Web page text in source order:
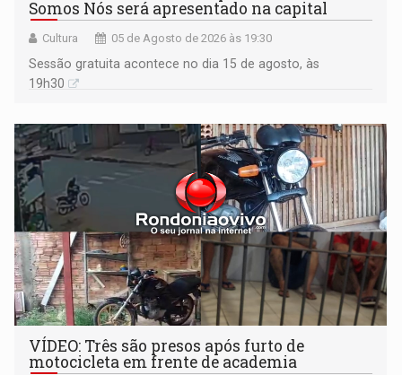
Somos Nós será apresentado na capital
Cultura 05 de Agosto de 2026 às 19:30
Sessão gratuita acontece no dia 15 de agosto, às
19h30
VÍDEO: Três são presos após furto de
motocicleta em frente de academia